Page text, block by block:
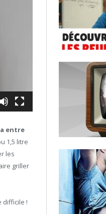
entre
1,5 litre
les
griller
difficile !